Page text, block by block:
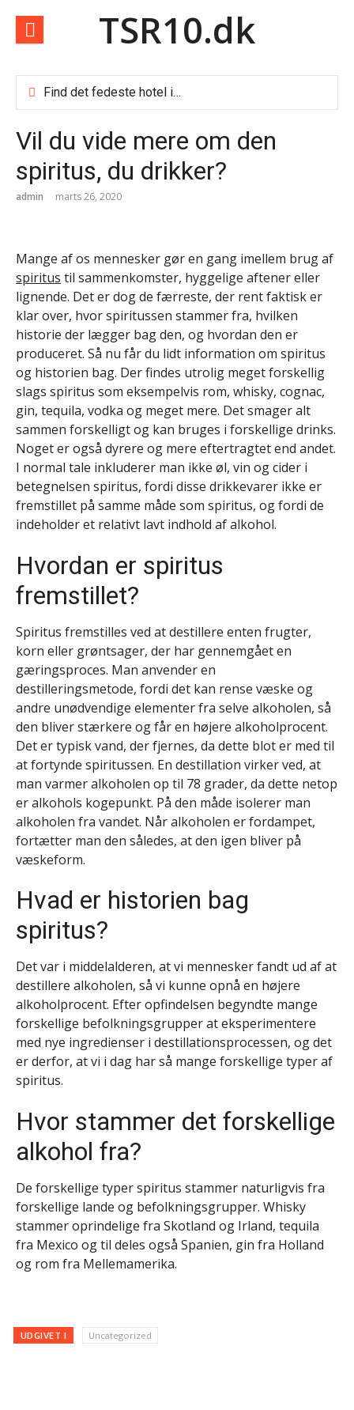
indhold
TSR10.dk
Find det fedeste hotel i Dubai
Sådan finder du de billige weekendophold
Rom i foråret
Forbrugslån og RKI lån
Vælg Doro som senior mobil
Billige afbudsrejser
Teknologibranchen og faglig organisering: Mange vælger a-kasse men fravælger fagforening
Det tekniske fundament bag en velfungerende hjemmeside
Vil du vide mere om den
spiritus, du drikker?
admin marts 26, 2020
Mange af os mennesker gør en gang imellem brug af
spiritus til sammenkomster, hyggelige aftener eller
lignende. Det er dog de færreste, der rent faktisk er
klar over, hvor spiritussen stammer fra, hvilken
historie der lægger bag den, og hvordan den er
produceret. Så nu får du lidt information om spiritus
og historien bag. Der findes utrolig meget forskellig
slags spiritus som eksempelvis rom, whisky, cognac,
gin, tequila, vodka og meget mere. Det smager alt
sammen forskelligt og kan bruges i forskellige drinks.
Noget er også dyrere og mere eftertragtet end andet.
I normal tale inkluderer man ikke øl, vin og cider i
betegnelsen spiritus, fordi disse drikkevarer ikke er
fremstillet på samme måde som spiritus, og fordi de
indeholder et relativt lavt indhold af alkohol.
Hvordan er spiritus
fremstillet?
Spiritus fremstilles ved at destillere enten frugter,
korn eller grøntsager, der har gennemgået en
gæringsproces. Man anvender en
destilleringsmetode, fordi det kan rense væske og
andre unødvendige elementer fra selve alkoholen, så
den bliver stærkere og får en højere alkoholprocent.
Det er typisk vand, der fjernes, da dette blot er med til
at fortynde spiritussen. En destillation virker ved, at
man varmer alkoholen op til 78 grader, da dette netop
er alkohols kogepunkt. På den måde isolerer man
alkoholen fra vandet. Når alkoholen er fordampet,
fortætter man den således, at den igen bliver på
væskeform.
Hvad er historien bag
spiritus?
Det var i middelalderen, at vi mennesker fandt ud af at
destillere alkoholen, så vi kunne opnå en højere
alkoholprocent. Efter opfindelsen begyndte mange
forskellige befolkningsgrupper at eksperimentere
med nye ingredienser i destillationsprocessen, og det
er derfor, at vi i dag har så mange forskellige typer af
spiritus.
Hvor stammer det forskellige
alkohol fra?
De forskellige typer spiritus stammer naturligvis fra
forskellige lande og befolkningsgrupper. Whisky
stammer oprindelige fra Skotland og Irland, tequila
fra Mexico og til deles også Spanien, gin fra Holland
og rom fra Mellemamerika.
UDGIVET I Uncategorized